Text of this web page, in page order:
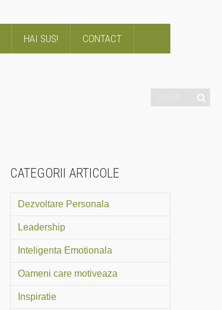
HAI SUS! CONTACT
CATEGORII ARTICOLE
Dezvoltare Personala
Leadership
Inteligenta Emotionala
Oameni care motiveaza
Inspiratie